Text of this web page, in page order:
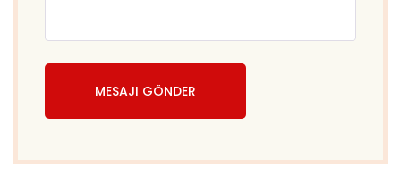
MESAJI GÖNDER